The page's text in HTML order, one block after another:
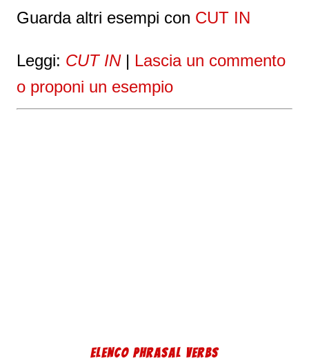
Guarda altri esempi con CUT IN
Leggi: CUT IN| Lascia un commento
o proponi un esempio
ELENCO PHRASAL VERBS